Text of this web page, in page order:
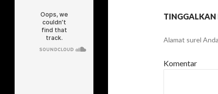
TINGGALKAN
Alamat surel
Komentar